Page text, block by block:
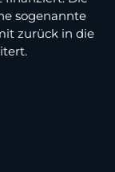
sogenannte
zurück in die